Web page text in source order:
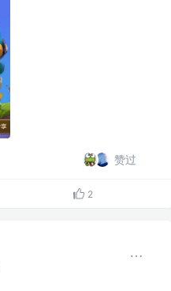
赞过
2